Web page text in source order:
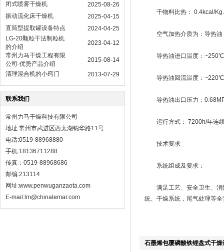
闭式喷雾干燥机
2025-08-26
振动流化床干燥机
2025-04-15
直筒型提取罐设备特点
2024-04-25
LG-20颗粒干法制粒机
的介绍
2023-04-12
常州力马干燥工程有限
公司-优势产品介绍
2015-08-14
清理混合机的小窍门
2013-07-29
联系我们
常州力马干燥科技有限公司
地址:常州市武进区西太湖锦华路11号
电话:0519-88968880
手机:18136711288
传真：0519-88968686
邮编:213114
网址:www.penwuganzaota.com
E-mail:lm@chinalemar.com
干物料比热： 0.4kcal/
空气加热介质为：导热油
导热油进口温度：~250℃
导热油回流温度：~220℃
导热油出口压力：
运行方式： 7200h/年连
技术要求
系统组成及要求：
满足工艺、安全卫生、消
统、干燥系统，尾气处理等全
石墨烯包覆磷酸铁锂盘式干